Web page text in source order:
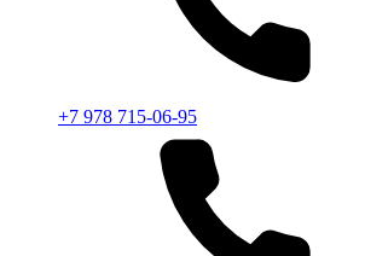
+7 978 715-06-95